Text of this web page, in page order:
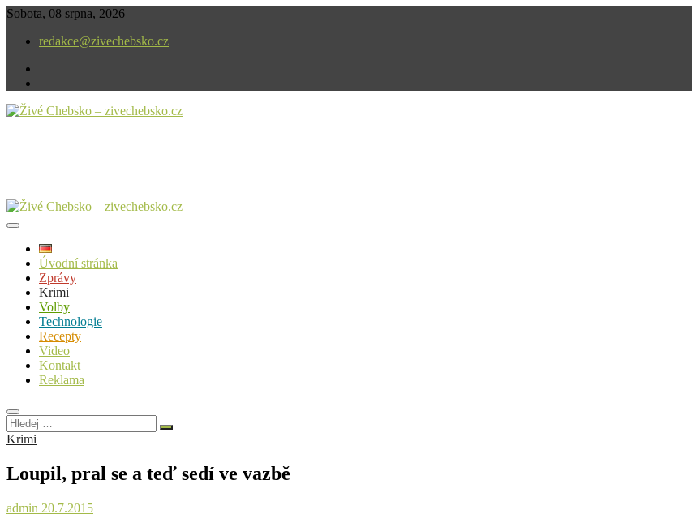
Skip
content
Sobota, 08 srpna, 2026
redakce@zivechebsko.cz
Úvodní stránka
Zprávy
Krimi
Volby
Technologie
Recepty
Video
Kontakt
Reklama
Hledej
…
Krimi
Loupil, pral se a teď sedí ve vazbě
admin 20.7.2015